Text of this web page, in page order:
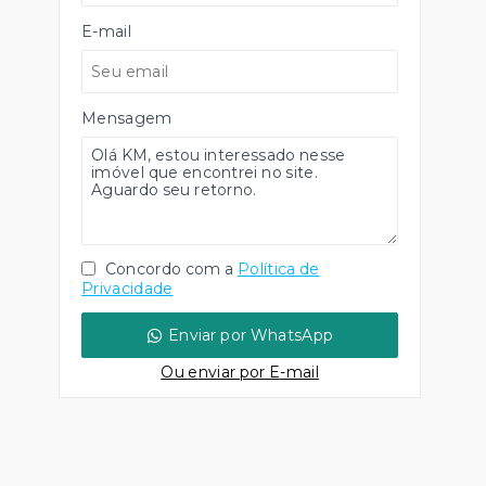
E-mail
Mensagem
Concordo com a Política de
Privacidade
Enviar por WhatsApp
Ou enviar por E-mail